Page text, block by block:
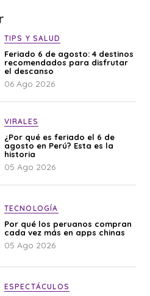
TIPS Y SALUD
Feriado 6 de agosto: 4 destinos
recomendados para disfrutar
el descanso
06 Ago 2026
VIRALES
¿Por qué es feriado el 6 de
agosto en Perú? Esta es la
historia
05 Ago 2026
TECNOLOGÍA
Por qué los peruanos compran
cada vez más en apps chinas
05 Ago 2026
ESPECTÁCULOS